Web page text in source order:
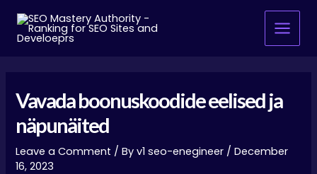
Main
Menu
Vavada boonuskoodide eelised ja
näpunäited
Leave a Comment / Byv1 seo-enegineer /December
16, 2023